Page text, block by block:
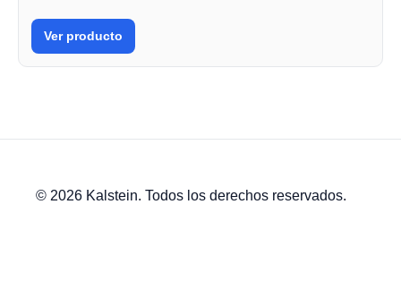
Ver producto
© 2026 Kalstein. Todos los derechos reservados.